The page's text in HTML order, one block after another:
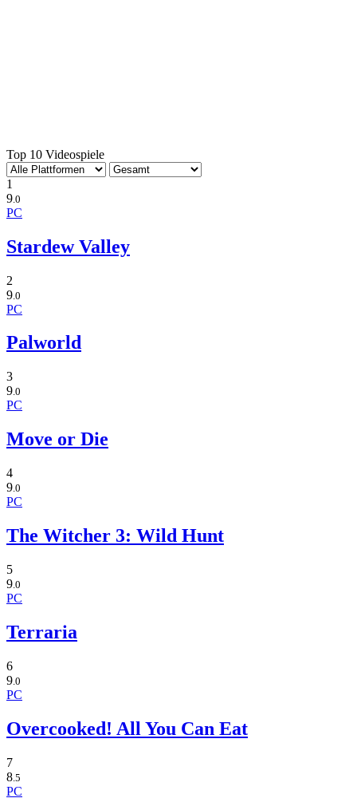
Top 10 Videospiele
1
9 .0
PC
Stardew Valley
2
9 .0
PC
Palworld
3
9.0
PC
Move or Die
4
9.0
PC
The Witcher 3: Wild Hunt
5
9.0
PC
Terraria
6
9 .0
PC
Overcooked! All You Can Eat
7
8 .5
PC